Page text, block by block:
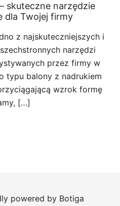
skuteczne narzędzie
dla Twojej firmy
z najskuteczniejszych i
narzędzi
przez firmy w
typu balony z nadrukiem
wzrok formę
[…]
powered by Botiga